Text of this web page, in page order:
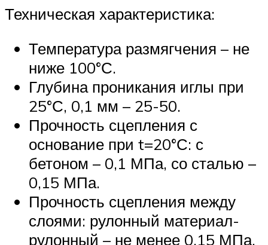
Техническая характеристика:
Температура размягчения – не
ниже 100°С.
Глубина проникания иглы при
25°С, 0,1 мм – 25-50.
Прочность сцепления с
основание при t=20°С: с
бетоном – 0,1 МПа, со сталью –
0,15 МПа.
Прочность сцепления между
слоями: рулонный материал-
рулонный – не менее 0,15 МПа,